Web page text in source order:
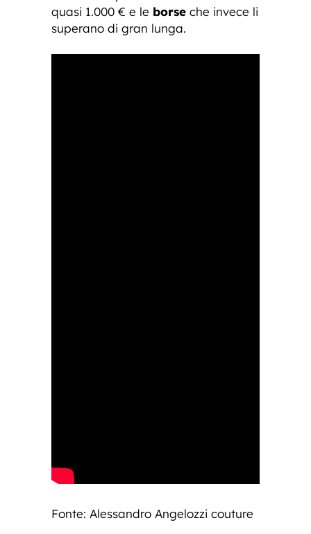
quasi 1.000 € e le borse che invece li
superano di gran lunga.
Fonte: Alessandro Angelozzi couture